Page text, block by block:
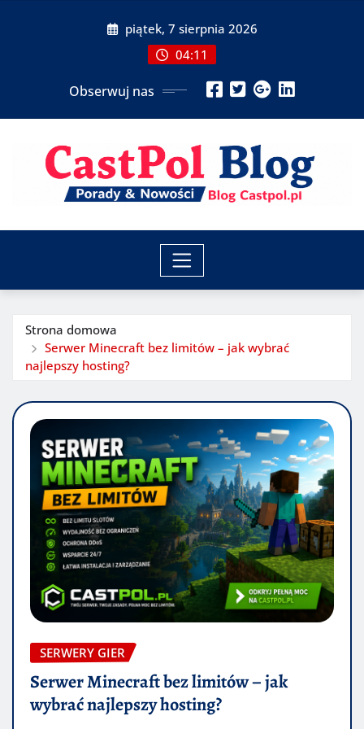
piątek, 7 sierpnia 2026
04:11
Obserwuj nas
Strona domowa
Serwer Minecraft bez limitów – jak wybrać
najlepszy hosting?
SERWERY GIER
Serwer Minecraft bez limitów – jak
wybrać najlepszy hosting?